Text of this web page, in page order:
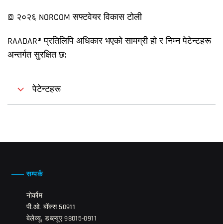
© २०२६ NORCOM सफ्टवेयर विकास टोली
RAADAR® प्रतिलिपि अधिकार भएको सामग्री हो र निम्न पेटेन्टहरू
अन्तर्गत सुरक्षित छ:
पेटेन्टहरू
सम्पर्क
नोर्कोम
पी.ओ. बॉक्स 50911
बेलेव्यू, डब्ल्यूए 98015-0911